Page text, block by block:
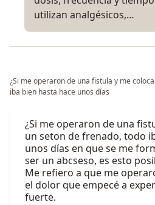
utilizan analgésicos,…
¿Si me operaron de una fistula y me
iba bien hasta hace unos días
¿Si me operaron de una
un seton de frenado, todo
unos días en que se me
ser un abcseso, es esto
Me refiero a que me
el dolor que empecé a
fuerte.